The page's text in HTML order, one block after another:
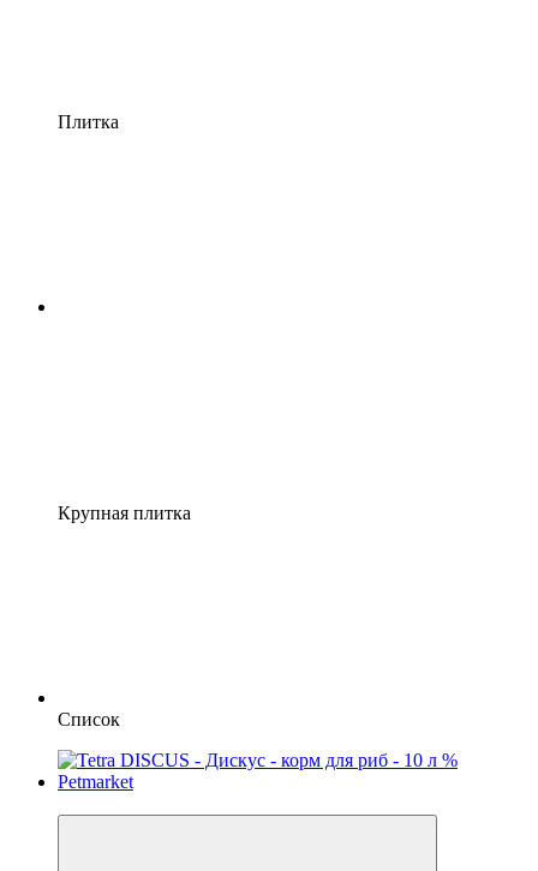
Плитка
Крупная плитка
Список